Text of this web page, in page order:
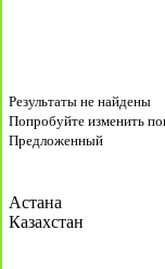
Результаты не найдены
Попробуйте изменить
Предложенный
Астана
Казахстан